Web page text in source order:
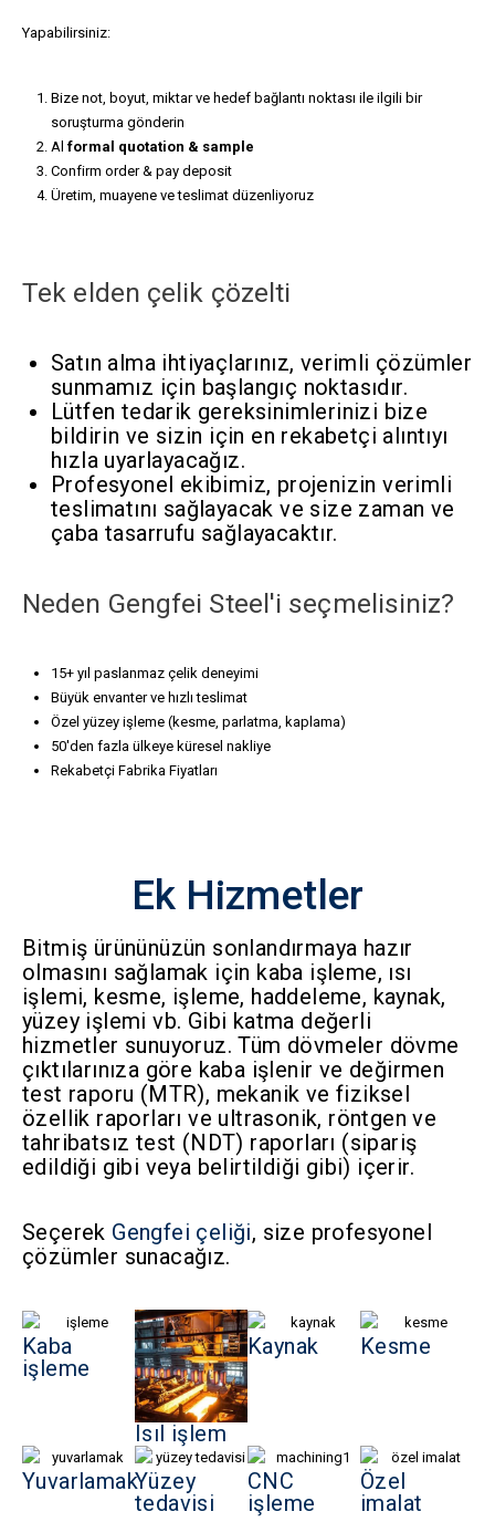
Yapabilirsiniz:
Bize not, boyut, miktar ve hedef bağlantı noktası ile ilgili bir
soruşturma gönderin
Al formal quotation & sample
Confirm order & pay deposit
Üretim, muayene ve teslimat düzenliyoruz
Tek elden çelik çözelti
Satın alma ihtiyaçlarınız, verimli çözümler
sunmamız için başlangıç ​​noktasıdır.
Lütfen tedarik gereksinimlerinizi bize
bildirin ve sizin için en rekabetçi alıntıyı
hızla uyarlayacağız.
Profesyonel ekibimiz, projenizin verimli
teslimatını sağlayacak ve size zaman ve
çaba tasarrufu sağlayacaktır.
Neden Gengfei Steel'i seçmelisiniz?
15+ yıl paslanmaz çelik deneyimi
Büyük envanter ve hızlı teslimat
Özel yüzey işleme (kesme, parlatma, kaplama)
50'den fazla ülkeye küresel nakliye
Rekabetçi Fabrika Fiyatları
Ek Hizmetler
Bitmiş ürününüzün sonlandırmaya hazır
olmasını sağlamak için kaba işleme, ısı
işlemi, kesme, işleme, haddeleme, kaynak,
yüzey işlemi vb. Gibi katma değerli
hizmetler sunuyoruz. Tüm dövmeler dövme
çıktılarınıza göre kaba işlenir ve değirmen
test raporu (MTR), mekanik ve fiziksel
özellik raporları ve ultrasonik, röntgen ve
tahribatsız test (NDT) raporları (sipariş
edildiği gibi veya belirtildiği gibi) içerir.
Seçerek Gengfei çeliği, size profesyonel
çözümler sunacağız.
Kaba
işleme
Isıl işlem
Kaynak Kesme
YuvarlamakYüzey
tedavisi
CNC
işleme
Özel
imalat